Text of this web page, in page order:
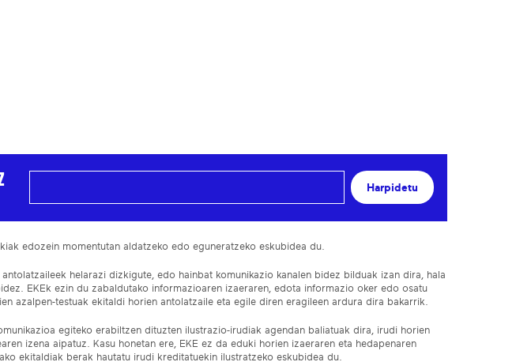
Harpidetu
edozein momentutan aldatzeko edo eguneratzeko eskubidea du.
helarazi dizkigute, edo hainbat komunikazio kanalen bidez bilduak izan dira, hala
EKEk ezin du zabaldutako informazioaren izaeraren, edota informazio oker edo osatu
azalpen-testuak ekitaldi horien antolatzaile eta egile diren eragileen ardura dira bakarrik.
egiteko erabiltzen dituzten ilustrazio-irudiak agendan baliatuak dira, irudi horien
izena aipatuz. Kasu honetan ere, EKE ez da eduki horien izaeraren eta hedapenaren
ekitaldiak berak hautatu irudi kreditatuekin ilustratzeko eskubidea du.